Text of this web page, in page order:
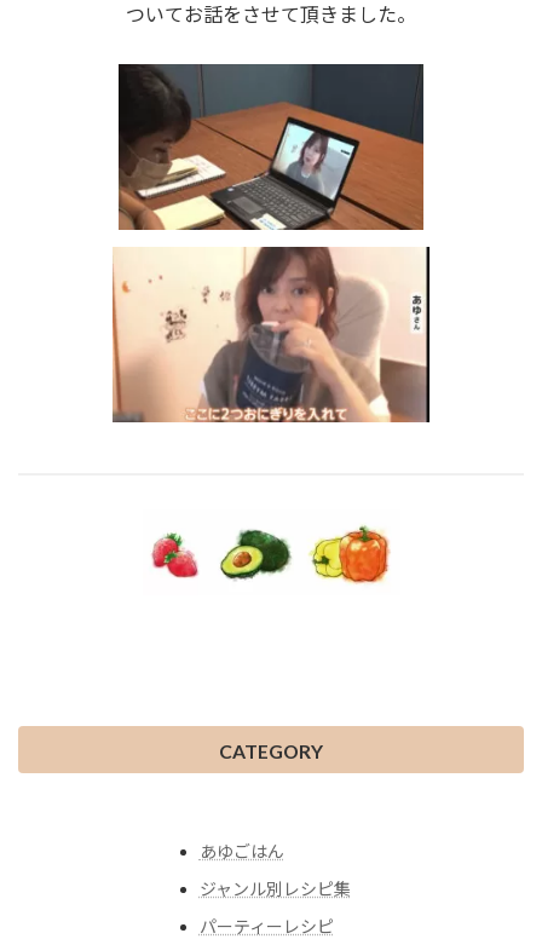
ついてお話をさせて頂きました。
CATEGORY
あゆごはん
ジャンル別レシピ集
パーティーレシピ